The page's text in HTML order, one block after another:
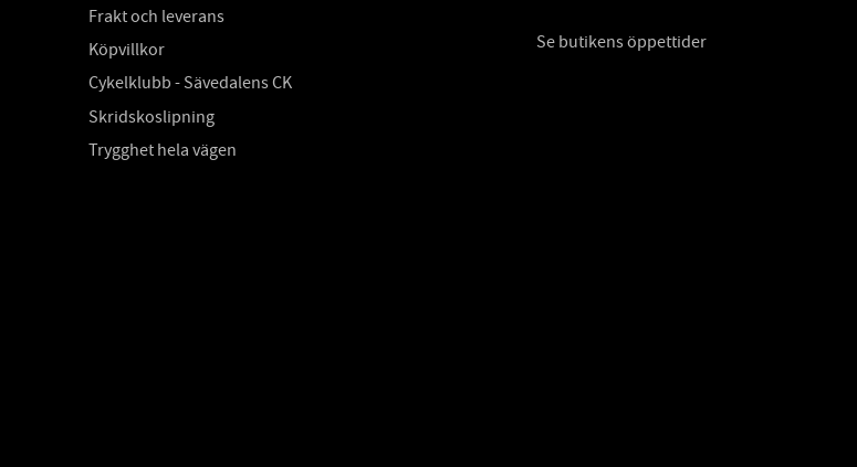
Frakt och leverans
Köpvillkor
Cykelklubb - Sävedalens CK
Skridskoslipning
Trygghet hela vägen
Se butikens öppettider